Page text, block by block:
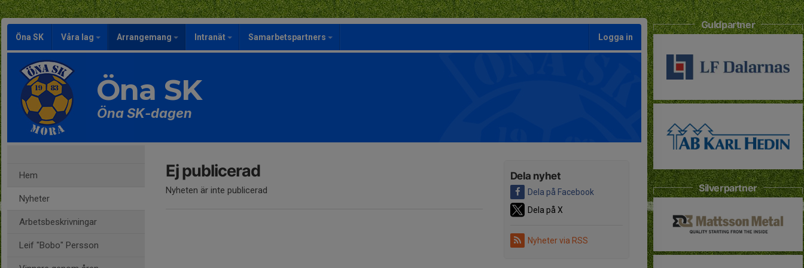
Öna SK Våra lag Arrangemang Intranät Samarbetspartners Logga in
Öna SK
Öna SK-dagen
Hem
Nyheter
Arbetsbeskrivningar
Leif "Bobo" Persson
Dela nyhet
Dela på Facebook
Dela på X
Nyheter via RSS
Ej publicerad
Nyheten är inte publicerad
Guldpartner
Silverpartner